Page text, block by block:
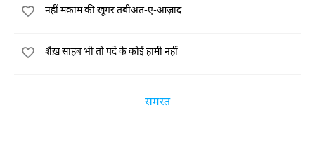
नहीं मक़ाम की ख़ूगर तबीअत-ए-आज़ाद
शैख़ साहब भी तो पर्दे के कोई हामी नहीं
समस्त